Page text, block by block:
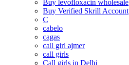
Buy levofloxacin wholesale
Buy Verified Skrill Account
C
cabelo
cagas
call girl ajmer
call girls
Call girls in Delhi